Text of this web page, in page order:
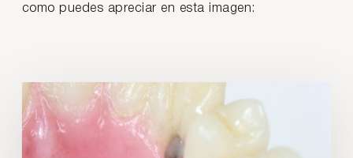
como puedes apreciar en esta imagen: